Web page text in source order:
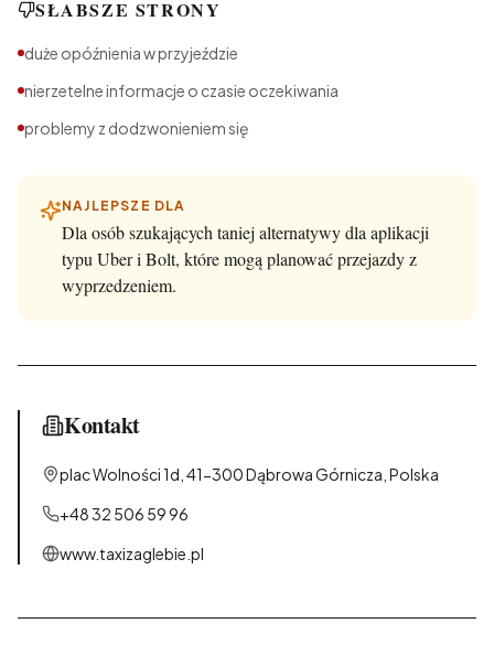
SŁABSZE STRONY
duże opóźnienia w przyjeździe
nierzetelne informacje o czasie oczekiwania
problemy z dodzwonieniem się
NAJLEPSZE DLA
Dla osób szukających taniej alternatywy dla aplikacji
typu Uber i Bolt, które mogą planować przejazdy z
wyprzedzeniem.
Kontakt
plac Wolności 1d, 41-300 Dąbrowa Górnicza, Polska
+48 32 506 59 96
www.taxizaglebie.pl